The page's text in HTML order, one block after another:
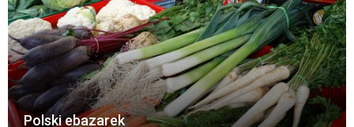
Polski ebazarek